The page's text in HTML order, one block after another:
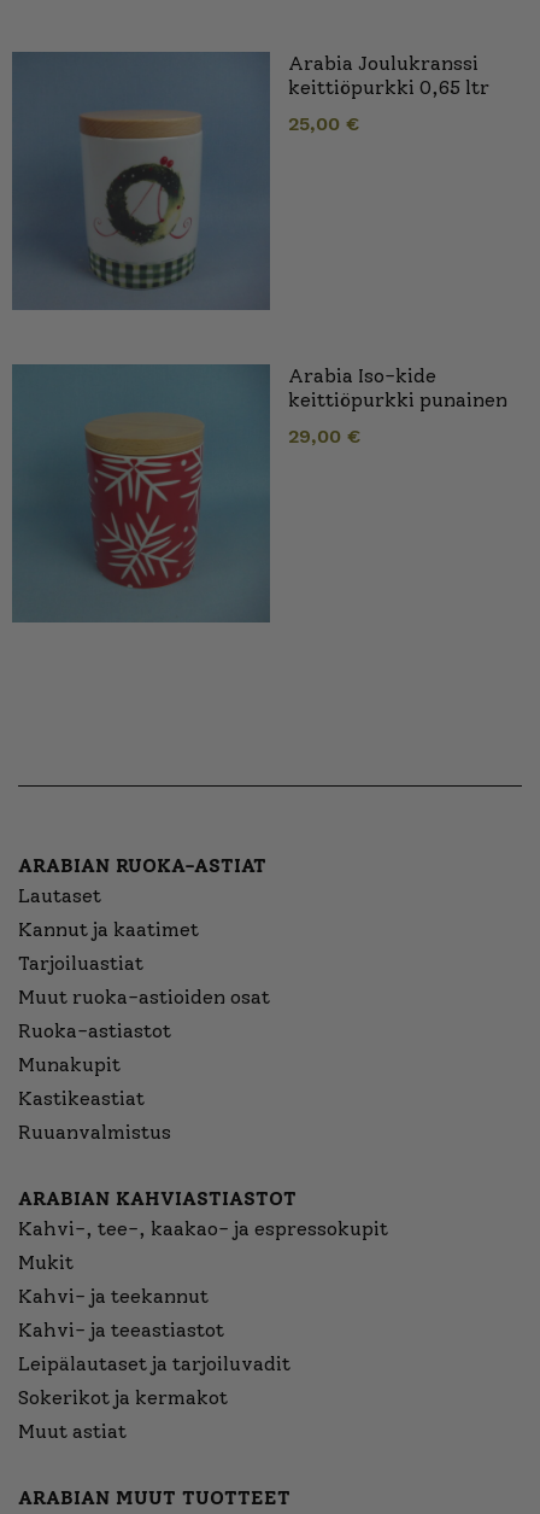
Arabia Joulukranssi
keittiöpurkki 0,65 ltr
25,00 €
Arabia Iso-kide
keittiöpurkki punainen
29,00 €
ARABIAN RUOKA-ASTIAT
Lautaset
Kannut ja kaatimet
Tarjoiluastiat
Muut ruoka-astioiden osat
Ruoka-astiastot
Munakupit
Kastikeastiat
Ruuanvalmistus
ARABIAN KAHVIASTIASTOT
Kahvi-, tee-, kaakao- ja espressokupit
Mukit
Kahvi- ja teekannut
Kahvi- ja teeastiastot
Leipälautaset ja tarjoiluvadit
Sokerikot ja kermakot
Muut astiat
ARABIAN MUUT TUOTTEET